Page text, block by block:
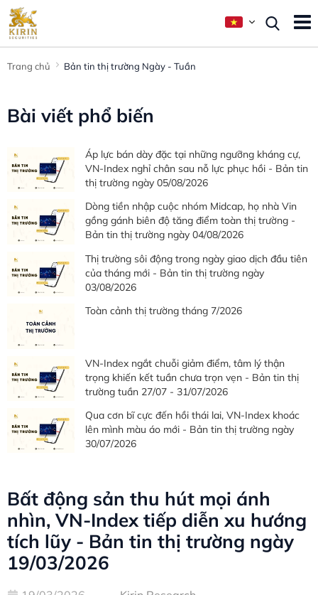
Trang chủ Bản tin thị trường Ngày - Tuần
Bất động sản thu hút mọi ánh
nhìn, VN-Index tiếp diễn xu hướng
tích lũy - Bản tin thị trường ngày
19/03/2026
Bài viết phổ biến
Áp lực bán dày đặc tại những ngưỡng kháng cự,
VN-Index nghỉ chân sau nỗ lực phục hồi - Bản tin
thị trường ngày 05/08/2026
Dòng tiền nhập cuộc nhóm Midcap, họ nhà Vin
gồng gánh biên độ tăng điểm toàn thị trường -
Bản tin thị trường ngày 04/08/2026
Thị trường sôi động trong ngày giao dịch đầu tiên
của tháng mới - Bản tin thị trường ngày
03/08/2026
Toàn cảnh thị trường tháng 7/2026
VN-Index ngắt chuỗi giảm điểm, tâm lý thận
trọng khiến kết tuần chưa trọn vẹn - Bản tin thị
trường tuần 27/07 - 31/07/2026
Qua cơn bĩ cực đến hồi thái lai, VN-Index khoác
lên mình màu áo mới - Bản tin thị trường ngày
30/07/2026